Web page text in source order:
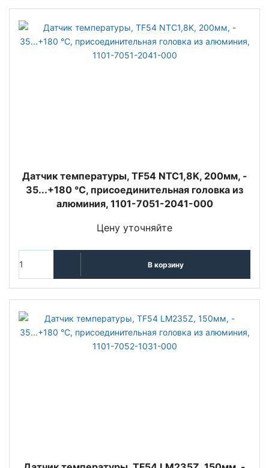
Датчик температуры, TF54 NTC1,8K, 200мм, -
35...+180 °C, присоединительная головка из
алюминия, 1101-7051-2041-000
Цену уточняйте
В корзину